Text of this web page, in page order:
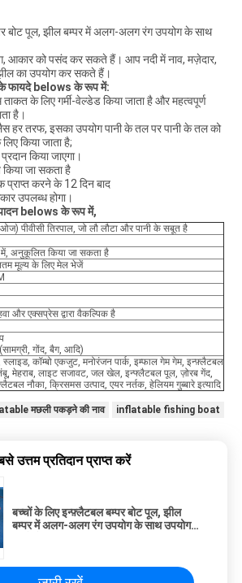
बोट पूल, झील बम्पर में अलग-अलग रंग उपयोग के साथ
आकार को पसंद कर सकते हैं। आप नदी में नाव, मज़ेदार,
का उपयोग कर सकते हैं।
फायदे belows के रूप में:
के लिए गर्मी-वेल्डेड किया जाता है और महत्वपूर्ण
है।
हर तरफ, इसका उपयोग पानी के तल पर पानी के तल को
किया जाता है;
किया जाएगा।
किया जा सकता है
करने के 12 दिन बाद
उपलब्ध होगा।
belows के रूप में,
पीवीसी तिरपाल, जो लौ लौटा और पानी के सबूत है
अनुकूलित किया जा सकता है
मूल्य के लिए मेल भेजें
और एक्सप्रेस द्वारा वैकल्पिक है
गोंद, बैग, आदि)
कॉम्बो एकजुट, मनोरंजन पार्क, इम्फाल गेम गेम, इन्फ़्लैटबल
मेहराब, लाइट सजावट, जल खेल, इन्फ्लैटबल पूल, ज़ोरब गेंद,
नौका, क्रिसमस उत्पाद, एयर नर्तक, हेलियम गुब्बारे इत्यादि
मछली पकड़ने की नाव inflatable fishing boat
उत्तम प्रतिदान प्राप्त करें
बच्चों के लिए इन्फ़्लैटबल बम्पर बोट पूल, झील
बम्पर में अलग-अलग रंग उपयोग के साथ उपयोग